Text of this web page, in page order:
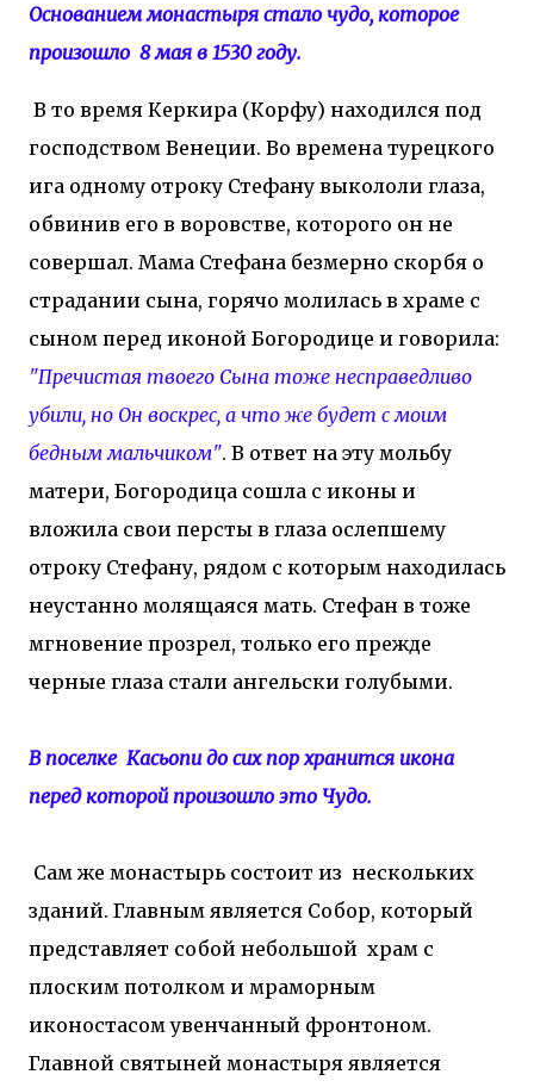
Основанием монастыря стало чудо, которое
произошло 8 мая в 1530 году.
В то время Керкира (Корфу) находился под
господством Венеции. Во времена турецкого
ига одному отроку Стефану выкололи глаза,
обвинив его в воровстве, которого он не
совершал. Мама Стефана безмерно скорбя о
страдании сына, горячо молилась в храме с
сыном перед иконой Богородице и говорила:
"Пречистая твоего Сына тоже несправедливо
убили, но Он воскрес, а что же будет с моим
бедным мальчиком". В ответ на эту мольбу
матери, Богородица сошла с иконы и
вложила свои персты в глаза ослепшему
отроку Стефану, рядом с которым находилась
неустанно молящаяся мать. Стефан в тоже
мгновение прозрел, только его прежде
черные глаза стали ангельски голубыми.
В поселке Касьопи до сих пор хранится икона
перед которой произошло это Чудо.
Сам же монастырь состоит из нескольких
зданий. Главным является Собор, который
представляет собой небольшой храм с
плоским потолком и мраморным
иконостасом увенчанный фронтоном.
Главной святыней монастыря является